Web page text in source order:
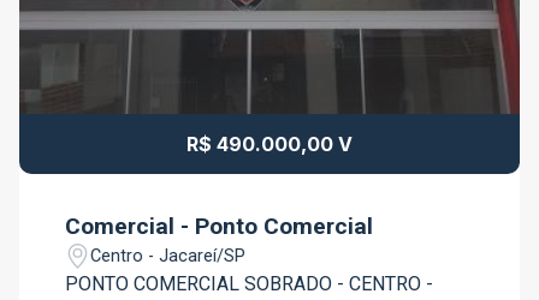
R$ 490.000,00 V
Comercial - Ponto Comercial
Centro - Jacareí/SP
PONTO COMERCIAL SOBRADO - CENTRO -